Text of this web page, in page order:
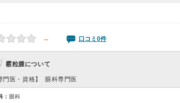
－ 口コミ0件
霰粒腫について
門医・資格】 眼科専門医
： 眼科